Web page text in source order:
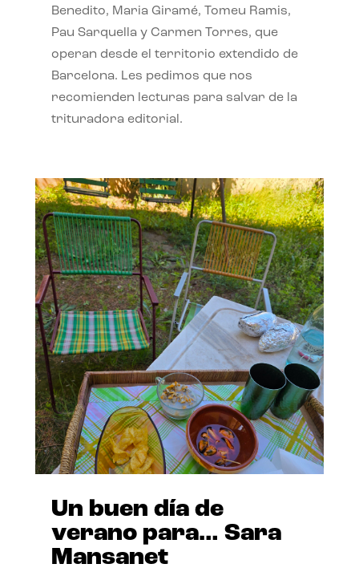
Benedito, Maria Giramé, Tomeu Ramis,
Pau Sarquella y Carmen Torres, que
operan desde el territorio extendido de
Barcelona. Les pedimos que nos
recomienden lecturas para salvar de la
trituradora editorial.
Un buen día de
verano para… Sara
Mansanet